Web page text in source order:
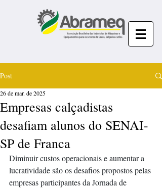
Post
Empresas calçadistas
desafiam alunos do SENAI-
SP de Franca
26 de mar. de 2025
Diminuir custos operacionais e aumentar a
lucratividade são os desafios propostos pelas
empresas participantes da Jornada de